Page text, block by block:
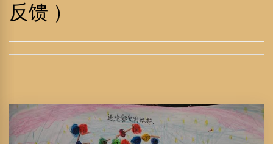
反馈 ）